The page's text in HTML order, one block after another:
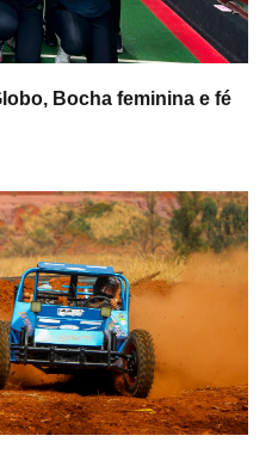
Bocha feminina e fé